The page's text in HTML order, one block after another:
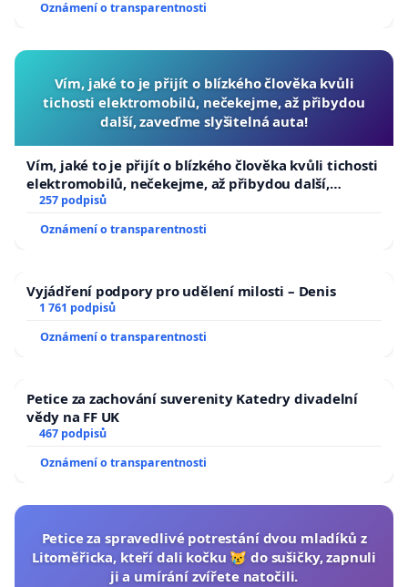
Oznámení o transparentnosti
Vím, jaké to je přijít o blízkého člověka kvůli
tichosti elektromobilů, nečekejme, až přibydou
další, zaveďme slyšitelná auta!
Vím, jaké to je přijít o blízkého člověka kvůli tichosti
elektromobilů, nečekejme, až přibydou další,
zaveďme slyšitelná auta!
257 podpisů
Oznámení o transparentnosti
Vyjádření podpory pro udělení milosti – Denis
1 761 podpisů
Oznámení o transparentnosti
Petice za zachování suverenity Katedry divadelní
vědy na FF UK
467 podpisů
Oznámení o transparentnosti
Petice za spravedlivé potrestání dvou mladíků z
Litoměřicka, kteří dali kočku 😿 do sušičky, zapnuli
ji a umírání zvířete natočili.